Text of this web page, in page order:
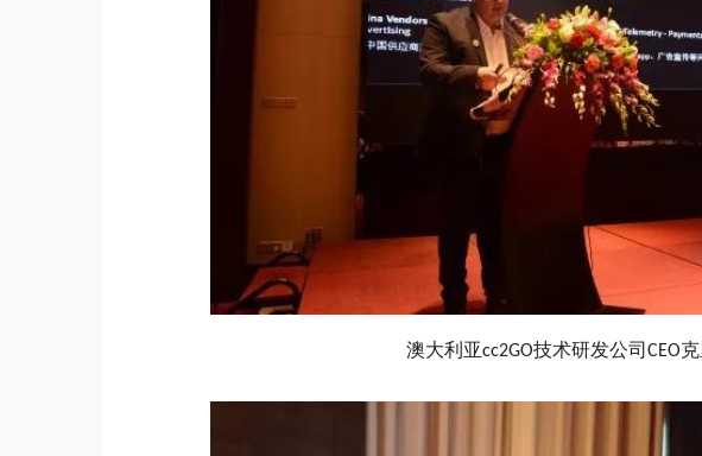
澳大利亚cc2GO技术研发公司CEO